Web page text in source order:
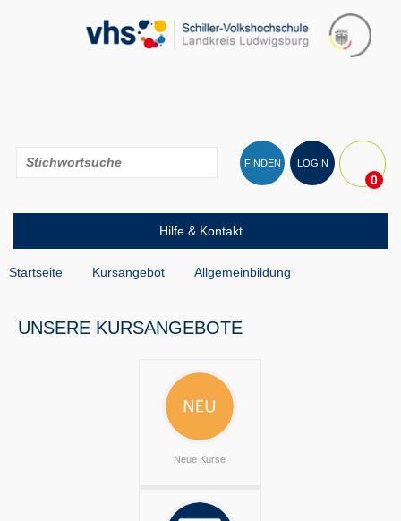
0
LOGIN
FINDEN
Hilfe & Kontakt
Startseite Kursangebot Allgemeinbildung
UNSERE KURSANGEBOTE
Neue Kurse